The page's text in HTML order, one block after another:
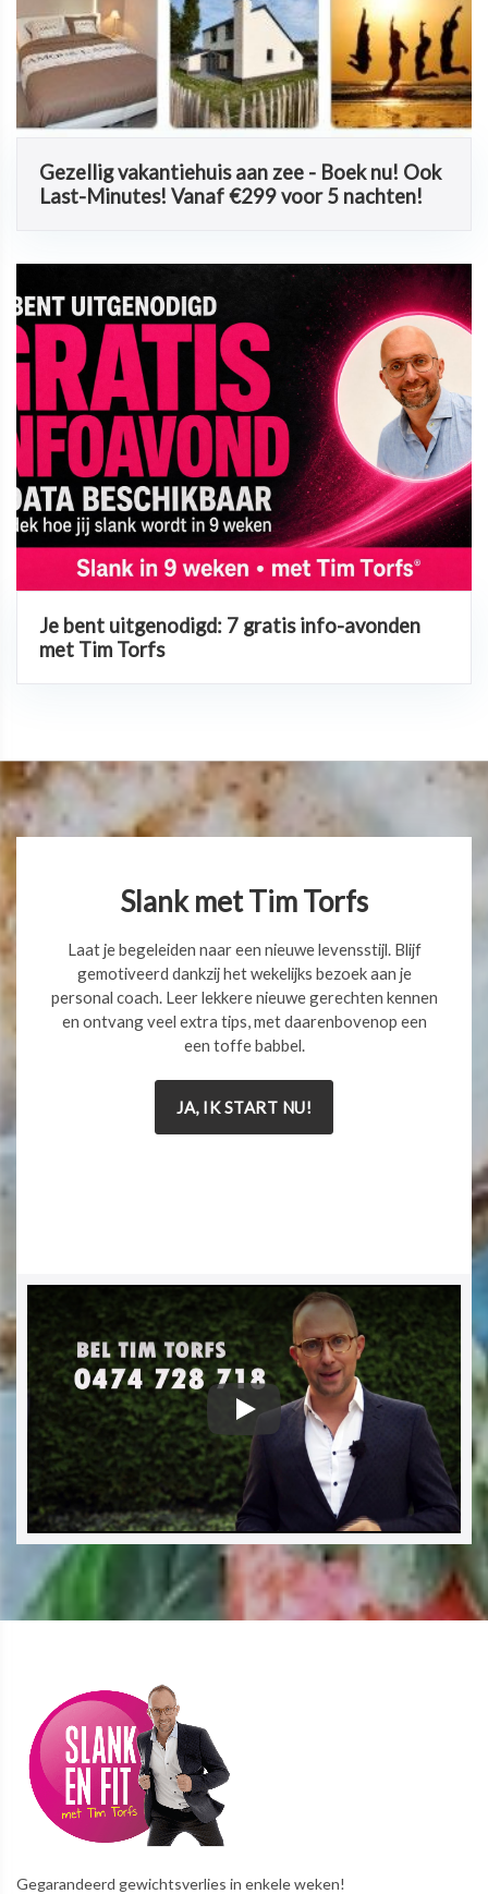
Gezellig vakantiehuis aan zee - Boek nu! Ook
Last-Minutes! Vanaf €299 voor 5 nachten!
Je bent uitgenodigd: 7 gratis info-avonden
met Tim Torfs
Slank met Tim Torfs
Laat je begeleiden naar een nieuwe levensstijl. Blijf
gemotiveerd dankzij het wekelijks bezoek aan je
personal coach. Leer lekkere nieuwe gerechten kennen
en ontvang veel extra tips, met daarenbovenop een
een toffe babbel.
JA, IK START NU!
Gegarandeerd gewichtsverlies in enkele weken!